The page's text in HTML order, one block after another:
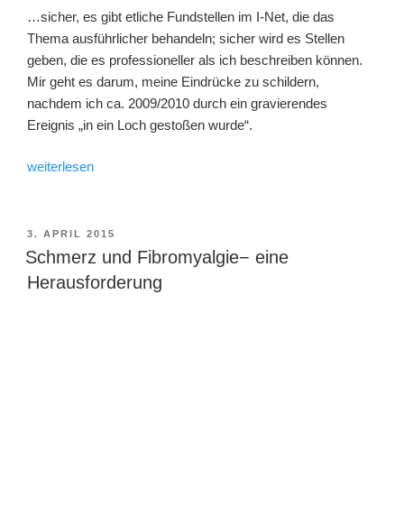
…sicher, es gibt etliche Fundstellen im I-Net, die das
Thema ausführlicher behandeln; sicher wird es Stellen
geben, die es professioneller als ich beschreiben können.
Mir geht es darum, meine Eindrücke zu schildern,
nachdem ich ca. 2009/2010 durch ein gravierendes
Ereignis „in ein Loch gestoßen wurde“.
„Achtsamkeit“
weiterlesen
VERÖFFENTLICHT
AM
3. APRIL 2015
Schmerz und Fibromyalgie− eine
Herausforderung